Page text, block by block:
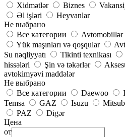
Xidmətlər
Biznes
Əl işləri
Heyvanlar
Не выбрано
Все категории
Avtomobillər
Yük maşınları və qoşqular
Su nəqliyyatı
Tikinti texnikası
hissələri
Şin və təkərlər
avtokimyəvi maddələr
Не выбрано
Все категории
Daewoo
Temsa
GAZ Isuzu
PAZ
Digər
Цена
от